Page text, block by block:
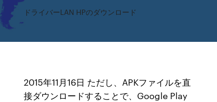
ドライバーLAN HPのダウンロード
2015年11月16日 ただし、APKファイルを直
接ダウンロードすることで、Google Play